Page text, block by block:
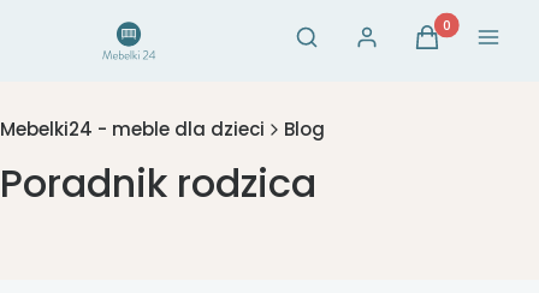
Otwórz wyszukiwarkę
Szukaj Zaloguj sięProdukty w
Koszyk Menu
Mebelki24 - meble dla dzieci Blog
Poradnik rodzica